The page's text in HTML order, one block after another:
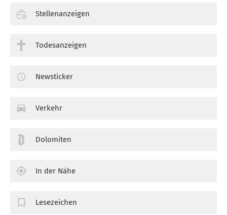
Stellenanzeigen
Todesanzeigen
Newsticker
Verkehr
Dolomiten
In der Nähe
Lesezeichen